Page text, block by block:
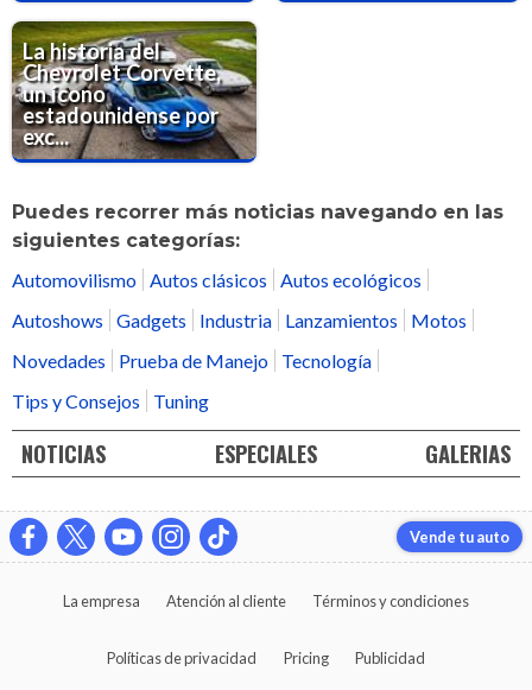
La historia del
Chevrolet Corvette,
un ícono
estadounidense por
exc...
Puedes recorrer más noticias navegando en las
siguientes categorías:
Automovilismo
Autos clásicos
Autos ecológicos
Autoshows
Gadgets Industria Lanzamientos
Motos
Novedades
Prueba de Manejo
Tecnología
Tips y Consejos
Tuning
NOTICIAS ESPECIALES GALERIAS
Vende tu auto
La empresa Atención al cliente Términos y condiciones
Políticas de privacidad Pricing Publicidad